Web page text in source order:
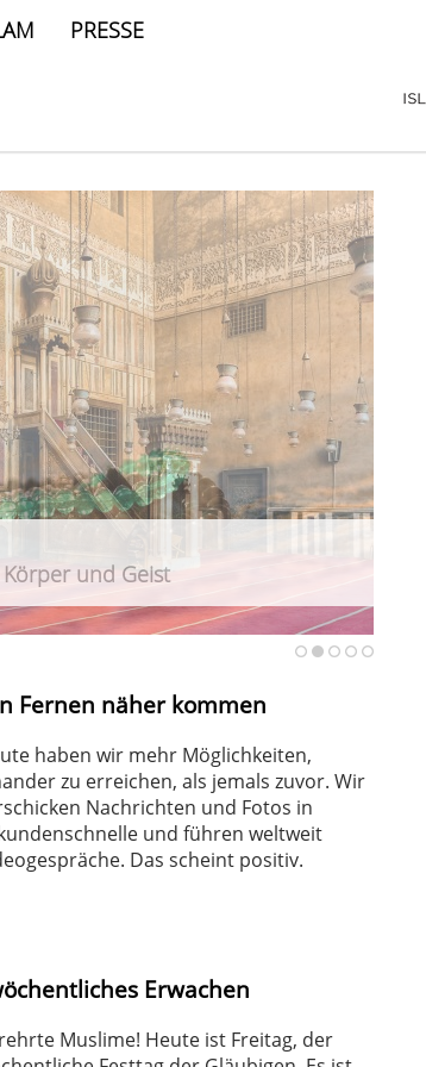
PRESSE
und Geist
Angriff auf Berliner CSD
Fernen näher kommen
haben wir mehr Möglichkeiten,
zu erreichen, als jemals zuvor. Wir
Nachrichten und Fotos in
und führen weltweit
Das scheint positiv.
Erwachen
Muslime! Heute ist Freitag, der